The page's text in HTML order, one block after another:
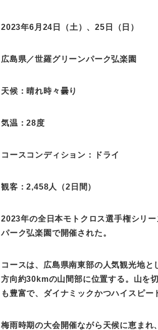
2023年6 月 24 日（土）、25 日（日）
広島県／世羅グリーンパーク弘楽園
天候：晴れ時々曇り
気温：28度
コースコンディション：ドライ
観客：2,458人（2 日間）
2023年の全日本モトクロス選手権シリー
パーク弘楽園で開催された。
コースは、広島県南東部の人気観光地
方向約30kmの山間部に位置する。山を
も豊富で、ダイナミックかつハイスピー
梅雨時期の大会開催ながら天候に恵ま